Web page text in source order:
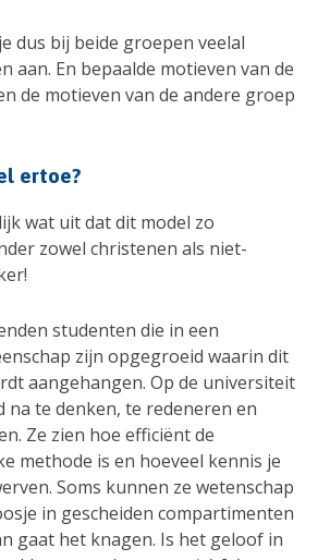
dus bij beide groepen veelal
aan. En bepaalde motieven van de
de motieven van de andere groep
ertoe?
wat uit dat dit model zo
zowel christenen als niet-
studenten die in een
zijn opgegroeid waarin dit
aangehangen. Op de universiteit
na te denken, te redeneren en
Ze zien hoe efficiënt de
methode is en hoeveel kennis je
Soms kunnen ze wetenschap
in gescheiden compartimenten
gaat het knagen. Is het geloof in